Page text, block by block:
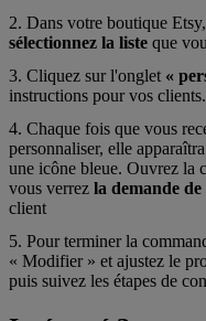
Dans votre boutique
sélectionnez la liste que
Cliquez sur l'onglet «
instructions pour vos clients.
Chaque fois que vous
personnaliser, elle
une icône bleue. Ouvrez la
vous verrez la demande
client
Pour terminer la
« Modifier » et ajustez le
puis suivez les étapes de